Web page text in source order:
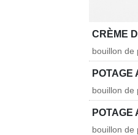
CRÈME
bouillon de
POTAGE
bouillon de
POTAGE
bouillon de